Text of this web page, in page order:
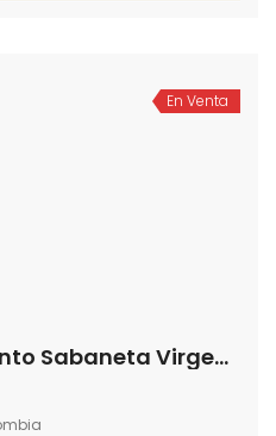
En Venta
Se vende apartamento Sabaneta Virgen del Carmen (193458317)